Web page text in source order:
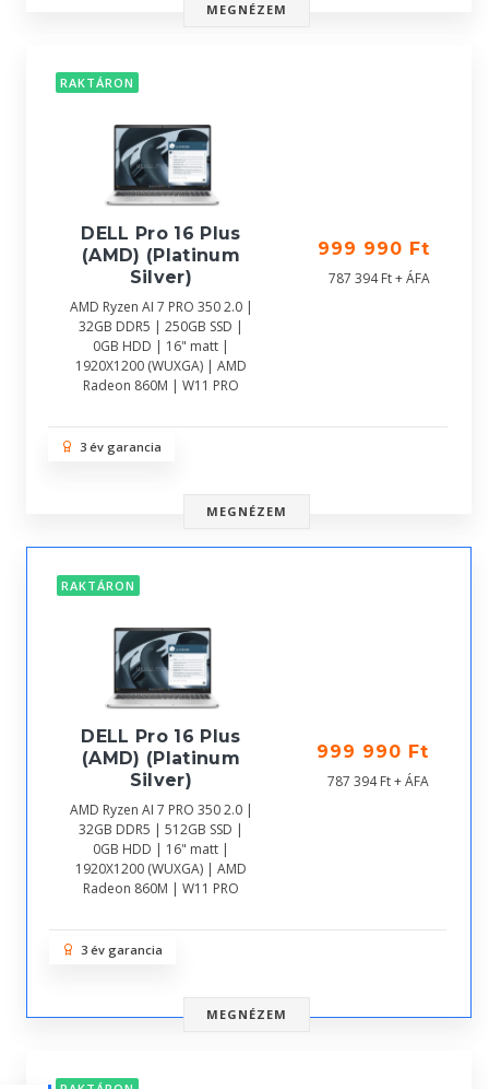
MEGNÉZEM
RAKTÁRON
DELL Pro 16 Plus
(AMD) (Platinum
Silver)
AMD Ryzen AI 7 PRO 350 2.0 |
32GB DDR5 | 250GB SSD |
0GB HDD | 16" matt |
1920X1200 (WUXGA) | AMD
Radeon 860M | W11 PRO
999 990 Ft
787 394 Ft + ÁFA
3 év garancia
MEGNÉZEM
RAKTÁRON
DELL Pro 16 Plus
(AMD) (Platinum
Silver)
AMD Ryzen AI 7 PRO 350 2.0 |
32GB DDR5 | 512GB SSD |
0GB HDD | 16" matt |
1920X1200 (WUXGA) | AMD
Radeon 860M | W11 PRO
999 990 Ft
787 394 Ft + ÁFA
3 év garancia
MEGNÉZEM